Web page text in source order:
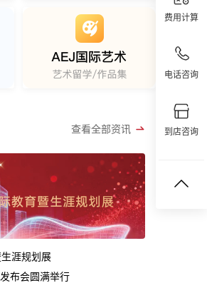
查看全部资讯
涯规划展
布会圆满举行
费用计算
电话咨询
到店咨询